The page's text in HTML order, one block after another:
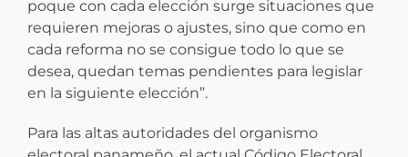
poque con cada elección surge situaciones que
requieren mejoras o ajustes, sino que como en
cada reforma no se consigue todo lo que se
desea, quedan temas pendientes para legislar
en la siguiente elección”.
Para las altas autoridades del organismo